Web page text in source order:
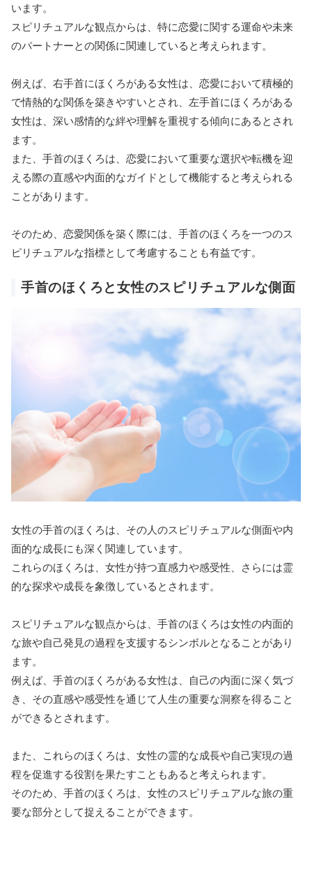
います。
スピリチュアルな観点からは、特に恋愛に関する運命や未来
のパートナーとの関係に関連していると考えられます。
例えば、右手首にほくろがある女性は、恋愛において積極的
で情熱的な関係を築きやすいとされ、左手首にほくろがある
女性は、深い感情的な絆や理解を重視する傾向にあるとされ
ます。
また、手首のほくろは、恋愛において重要な選択や転機を迎
える際の直感や内面的なガイドとして機能すると考えられる
ことがあります。
そのため、恋愛関係を築く際には、手首のほくろを一つのス
ピリチュアルな指標として考慮することも有益です。
手首のほくろと女性のスピリチュアルな側面
女性の手首のほくろは、その人のスピリチュアルな側面や内
面的な成長にも深く関連しています。
これらのほくろは、女性が持つ直感力や感受性、さらには霊
的な探求や成長を象徴しているとされます。
スピリチュアルな観点からは、手首のほくろは女性の内面的
な旅や自己発見の過程を支援するシンボルとなることがあり
ます。
例えば、手首のほくろがある女性は、自己の内面に深く気づ
き、その直感や感受性を通じて人生の重要な洞察を得ること
ができるとされます。
また、これらのほくろは、女性の霊的な成長や自己実現の過
程を促進する役割を果たすこともあると考えられます。
そのため、手首のほくろは、女性のスピリチュアルな旅の重
要な部分として捉えることができます。